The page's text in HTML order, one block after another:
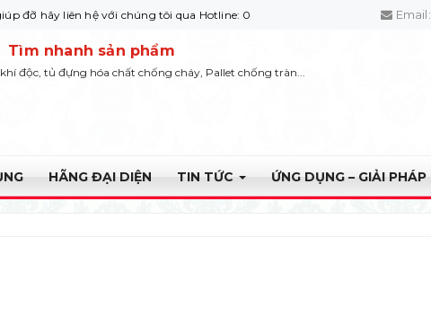
liên hệ với chúng tôi qua Hotline: 0932 664422 Email:
Tìm nhanh sản phẩm
độc, tủ đựng hóa chất chống cháy, Pallet chống tràn...
HÃNG ĐẠI DIỆN TIN TỨC ỨNG DỤNG – GIẢI PHÁP